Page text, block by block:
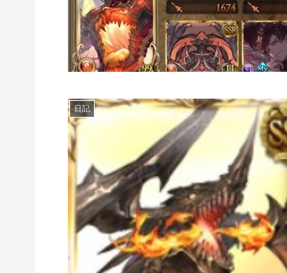
日記